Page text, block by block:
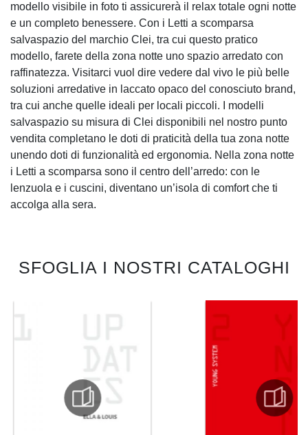
modello visibile in foto ti assicurerà il relax totale ogni notte
e un completo benessere. Con i Letti a scomparsa
salvaspazio del marchio Clei, tra cui questo pratico
modello, farete della zona notte uno spazio arredato con
raffinatezza. Visitarci vuol dire vedere dal vivo le più belle
soluzioni arredative in laccato opaco del conosciuto brand,
tra cui anche quelle ideali per locali piccoli. I modelli
salvaspazio su misura di Clei disponibili nel nostro punto
vendita completano le doti di praticità della tua zona notte
unendo doti di funzionalità ed ergonomia. Nella zona notte
i Letti a scomparsa sono il centro dell’arredo: con le
lenzuola e i cuscini, diventano un’isola di comfort che ti
accolga alla sera.
SFOGLIA I NOSTRI CATALOGHI